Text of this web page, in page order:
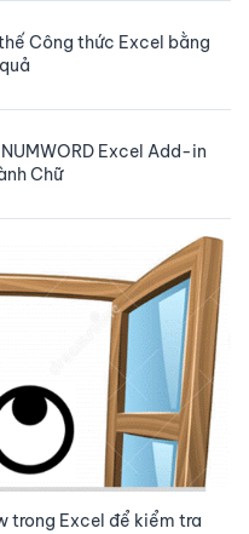
Công thức Excel bằng
Excel Add-in
Chữ
trong Excel để kiểm tra